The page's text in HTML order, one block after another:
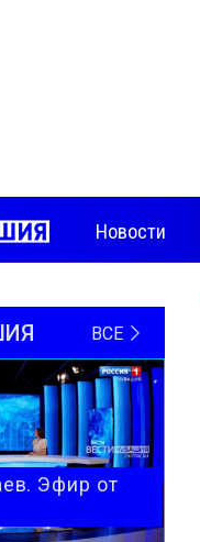
Новости
ВСЕ
Эфир от